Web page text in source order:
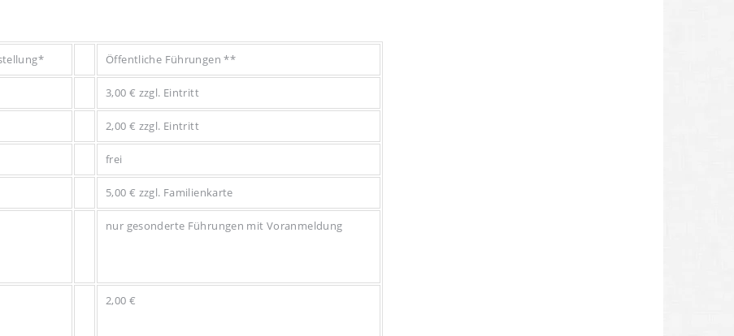
Öffentliche Führungen **
3,00 € zzgl. Eintritt
2,00 € zzgl. Eintritt
frei
5,00 € zzgl. Familienkarte
nur gesonderte Führungen mit Voranmeldung
2,00 €